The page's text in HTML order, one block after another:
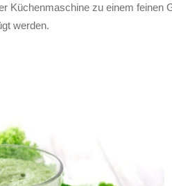
Küchenmaschine zu einem
werden.